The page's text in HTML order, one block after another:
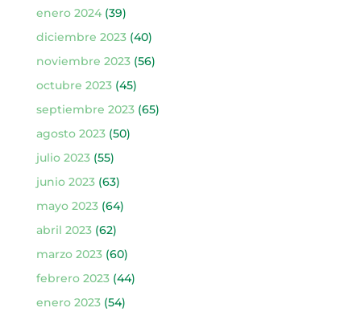
enero 2024(39)
diciembre 2023(40)
noviembre 2023(56)
octubre 2023(45)
septiembre 2023(65)
agosto 2023(50)
julio 2023(55)
junio 2023(63)
mayo 2023(64)
abril 2023(62)
marzo 2023(60)
febrero 2023(44)
enero 2023(54)